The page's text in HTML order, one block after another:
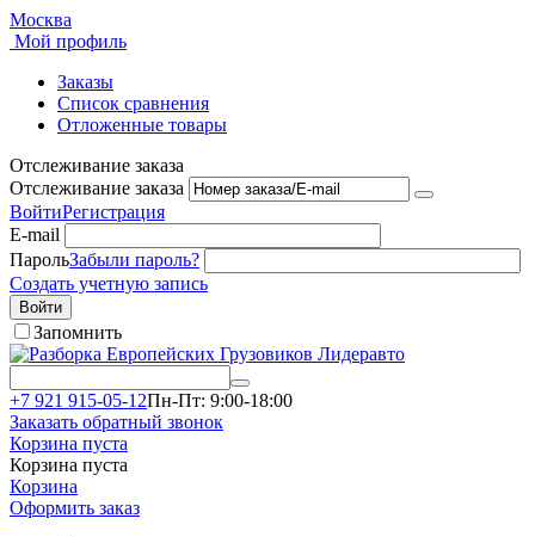
Москва
Мой профиль
Заказы
Список сравнения
Отложенные товары
Отслеживание заказа
Отслеживание заказа
ВойтиРегистрация
E-mail
ПарольЗабыли пароль?
Создать учетную запись
Войти
Запомнить
+7 921 915-05-12Пн-Пт: 9:00-18:00
Заказать обратный звонок
Корзина пуста
Корзина пуста
Корзина
Оформить заказ